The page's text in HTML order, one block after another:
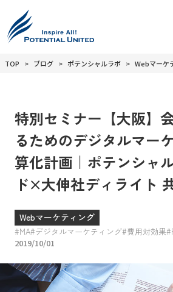
TOP ブログ ポテンシャルラボ Webマーケ
特別セミナー【大阪】
るためのデジタルマー
算化計画｜ポテンシャ
ド×大伸社ディライト
Webマーケティング
MA デジタルマーケティング 費用対効果
2019/10/01